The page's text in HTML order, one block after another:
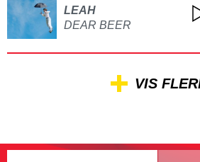
LEAH
DEAR BEER
VIS